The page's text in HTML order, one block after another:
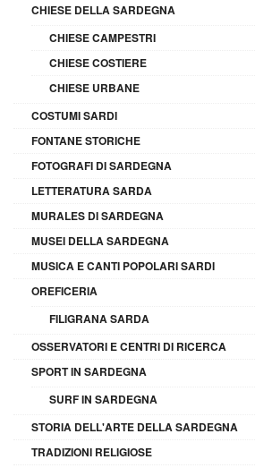
CHIESE DELLA SARDEGNA
CHIESE CAMPESTRI
CHIESE COSTIERE
CHIESE URBANE
COSTUMI SARDI
FONTANE STORICHE
FOTOGRAFI DI SARDEGNA
LETTERATURA SARDA
MURALES DI SARDEGNA
MUSEI DELLA SARDEGNA
MUSICA E CANTI POPOLARI SARDI
OREFICERIA
FILIGRANA SARDA
OSSERVATORI E CENTRI DI RICERCA
SPORT IN SARDEGNA
SURF IN SARDEGNA
STORIA DELL'ARTE DELLA SARDEGNA
TRADIZIONI RELIGIOSE